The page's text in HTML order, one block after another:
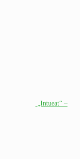
„Intueat“ –